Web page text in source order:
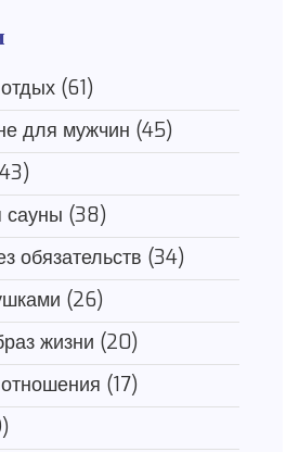
(61)
для мужчин (45)
сауны (38)
обязательств (34)
(26)
жизни (20)
(17)